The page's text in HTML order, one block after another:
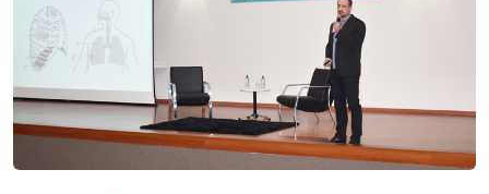
Rádio
Museu
Unoesc